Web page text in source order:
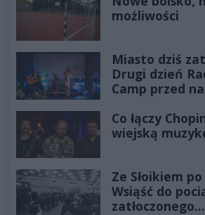
możliwości
Miasto dziś
Drugi dzień
Camp przed
Co łączy
wiejską
Ze Słoikiem
Wsiąść do
zatłoczonego...